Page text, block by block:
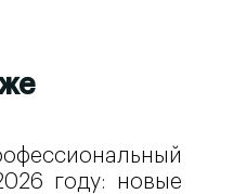
году: новые